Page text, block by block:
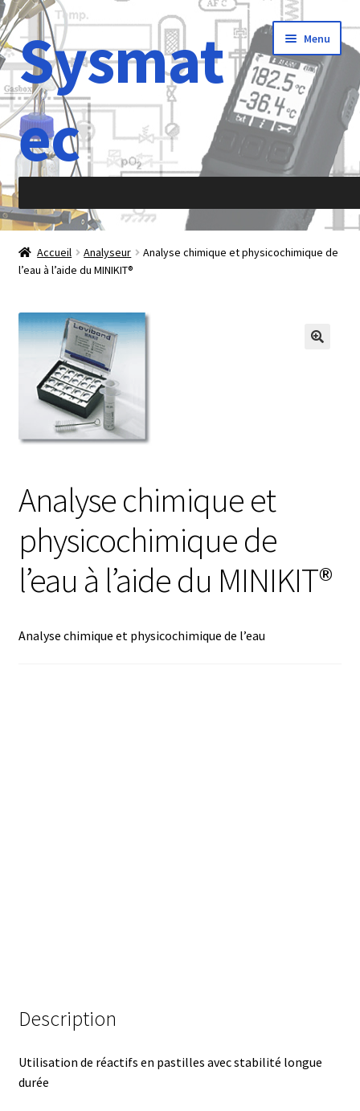
Aller
à
la
navigation
Aller
au
contenu
Sysmat
ec
Menu
Accueil
À propos de
Abréviations
Accélération
Afficheur
Agitateurs magnétiques
Agitateurs pour cultures
Agitation – Moteur
Agitation-Accessoires
Armoires antidéflagrantes EX
Accueil Analyseur
Analyse chimique et physicochimique de
l’eau à l’aide du MINIKIT®
Analyse chimique et
physicochimique de
l’eau à l’aide du MINIKIT®
Analyse chimique et physicochimique de l’eau
Description
Utilisation de réactifs en pastilles avec stabilité longue
durée